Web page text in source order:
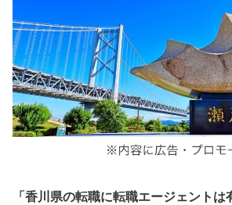
「香川県の転職に転職エージェントは